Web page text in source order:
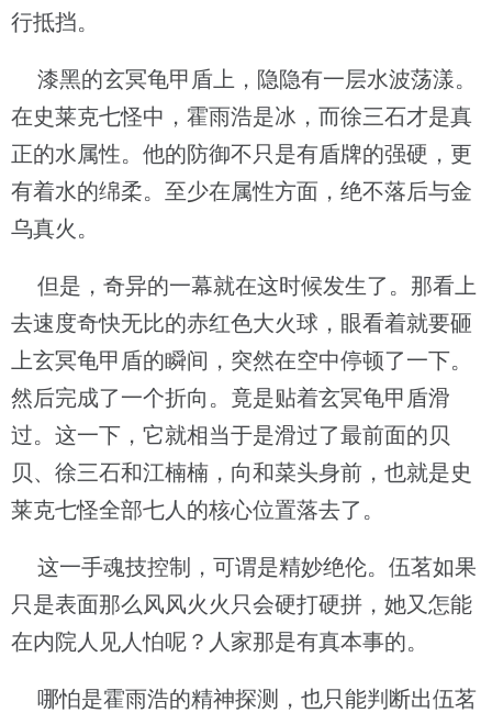
行抵挡。
漆黑的玄冥龟甲盾上，隐隐有一层水波荡漾。
在史莱克七怪中，霍雨浩是冰，而徐三石才是真
正的水属性。他的防御不只是有盾牌的强硬，更
有着水的绵柔。至少在属性方面，绝不落后与金
乌真火。
但是，奇异的一幕就在这时候发生了。那看上
去速度奇快无比的赤红色大火球，眼看着就要砸
上玄冥龟甲盾的瞬间，突然在空中停顿了一下。
然后完成了一个折向。竟是贴着玄冥龟甲盾滑
过。这一下，它就相当于是滑过了最前面的贝
贝、徐三石和江楠楠，向和菜头身前，也就是史
莱克七怪全部七人的核心位置落去了。
这一手魂技控制，可谓是精妙绝伦。伍茗如果
只是表面那么风风火火只会硬打硬拼，她又怎能
在内院人见人怕呢？人家那是有真本事的。
哪怕是霍雨浩的精神探测，也只能判断出伍茗